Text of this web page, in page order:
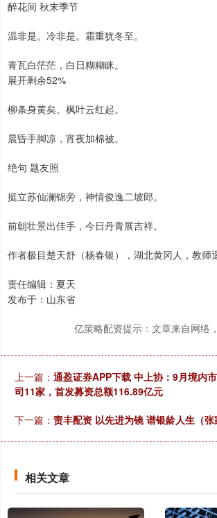
醉花间 秋末季节
温非是。冷非是。霜重犹冬至。
青瓦白茫茫，白日糊糊眯。
展开剩余52%
柳条身黄矣。枫叶云红起。
晨昏手脚凉，宵夜加棉被。
绝句 题友照
挺立苏仙澜锦旁，神情俊逸二坡郎。
前朝壮景出佳手，今日丹青展吉祥。
作者极目楚天舒（杨春银），湖北黄冈人，教师
责任编辑：夏天
发布于：山东省
亿策略配资提示：文章来自网络
上一篇： 通盈证券APP下载 中上协：9月境内
司11家，首发募资总额116.89亿元
下一篇： 责丰配资 以先进为镜 谱银龄人生（张
相关文章